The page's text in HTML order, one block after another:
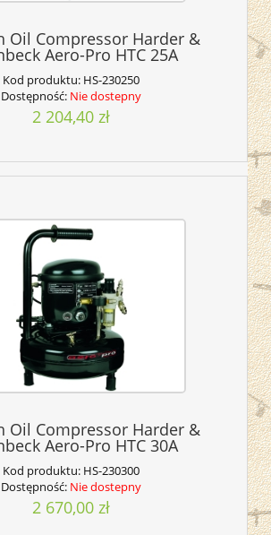
Oil Compressor Harder &
Aero-Pro HTC 25A
Kod produktu: HS-230250
Dostępność: Nie dostepny
2 204,40 zł
Oil Compressor Harder &
Aero-Pro HTC 30A
Kod produktu: HS-230300
Dostępność: Nie dostepny
2 670,00 zł